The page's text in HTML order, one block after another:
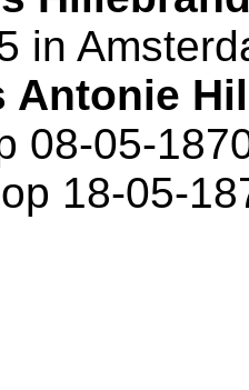
in
Antonie
08-05-
18-05-